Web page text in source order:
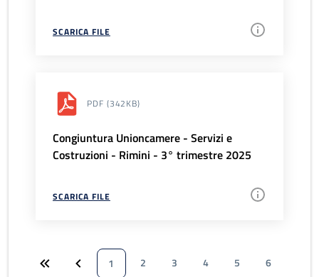
SCARICA FILE
PDF (342KB)
Congiuntura Unioncamere - Servizi e
Costruzioni - Rimini - 3° trimestre 2025
SCARICA FILE
1 2 3 4 5
6